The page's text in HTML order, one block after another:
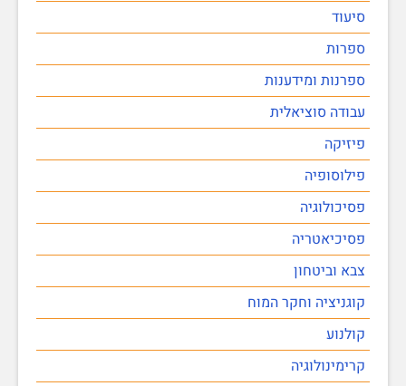
סיעוד
ספרות
ספרנות ומידענות
עבודה סוציאלית
פיזיקה
פילוסופיה
פסיכולוגיה
פסיכיאטריה
צבא וביטחון
קוגניציה וחקר המוח
קולנוע
קרימינולוגיה